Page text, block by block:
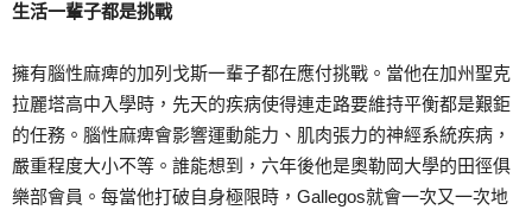
生活一輩子都是挑戰
擁有腦性麻痺的加列戈斯一輩子都在應付挑戰。當他在加州聖克
拉麗塔高中入學時，先天的疾病使得連走路要維持平衡都是艱鉅
的任務。腦性麻痺會影響運動能力、肌肉張力的神經系統疾病，
嚴重程度大小不等。誰能想到，六年後他是奧勒岡大學的田徑俱
樂部會員。每當他打破自身極限時，Gallegos就會一次又一次地